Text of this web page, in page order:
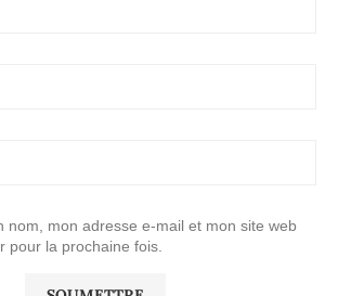
nom, mon adresse e-mail et mon site web
pour la prochaine fois.